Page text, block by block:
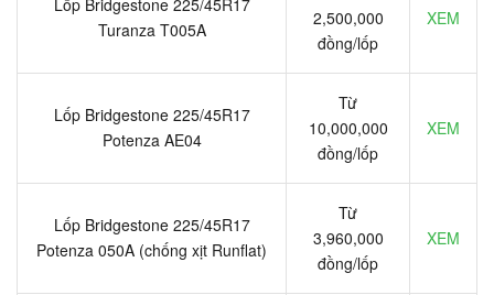
Lốp Bridgestone 225/45R17
Turanza T005A
2,500,000
đồng/lốp
XEM
Lốp Bridgestone 225/45R17
Potenza AE04
Từ
10,000,000
đồng/lốp
XEM
Lốp Bridgestone 225/45R17
Potenza 050A (chống xịt Runflat)
Từ
3,960,000
đồng/lốp
XEM